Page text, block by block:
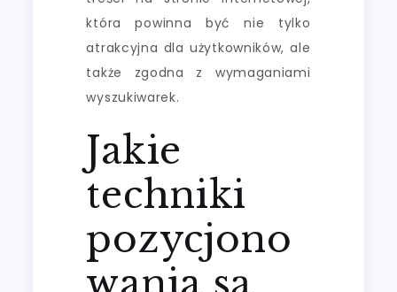
która powinna być nie tylko
atrakcyjna dla użytkowników, ale
także zgodna z wymaganiami
wyszukiwarek.
Jakie
techniki
pozycjono
wania są